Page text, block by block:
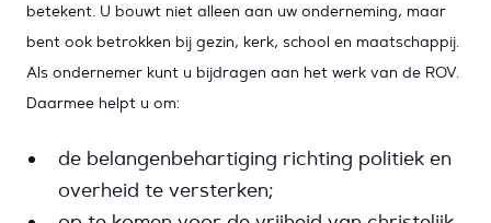
betekent. U bouwt niet alleen aan uw onderneming, maar
bent ook betrokken bij gezin, kerk, school en maatschappij.
Als ondernemer kunt u bijdragen aan het werk van de ROV.
Daarmee helpt u om:
de belangenbehartiging richting politiek en
overheid te versterken;